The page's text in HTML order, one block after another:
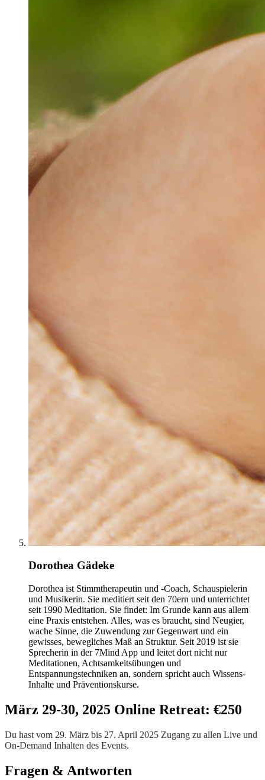
Dorothea Gädeke
Dorothea ist Stimmtherapeutin und -Coach, Schauspielerin
und Musikerin. Sie meditiert seit den 70ern und unterrichtet
seit 1990 Meditation. Sie findet: Im Grunde kann aus allem
eine Praxis entstehen. Alles, was es braucht, sind Neugier,
wache Sinne, die Zuwendung zur Gegenwart und ein
gewisses, bewegliches Maß an Struktur. Seit 2019 ist sie
Sprecherin in der 7Mind App und leitet dort nicht nur
Meditationen, Achtsamkeitsübungen und
Entspannungstechniken an, sondern spricht auch Wissens-
Inhalte und Präventionskurse.
März 29-30, 2025 Online Retreat: €250
Du hast vom 29. März bis 27. April 2025 Zugang zu allen Live und
On-Demand Inhalten des Events.
Fragen & Antworten